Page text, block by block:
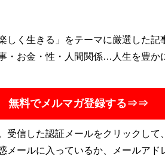
しく生きる」をテーマに厳選した記
・お金・性・人間関係…人生を豊か
無料でメルマガ登録する⇒⇒
信した認証メールをクリックして
ールに入っているか、メールアド